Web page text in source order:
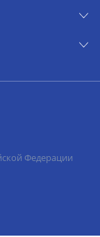
Федерации